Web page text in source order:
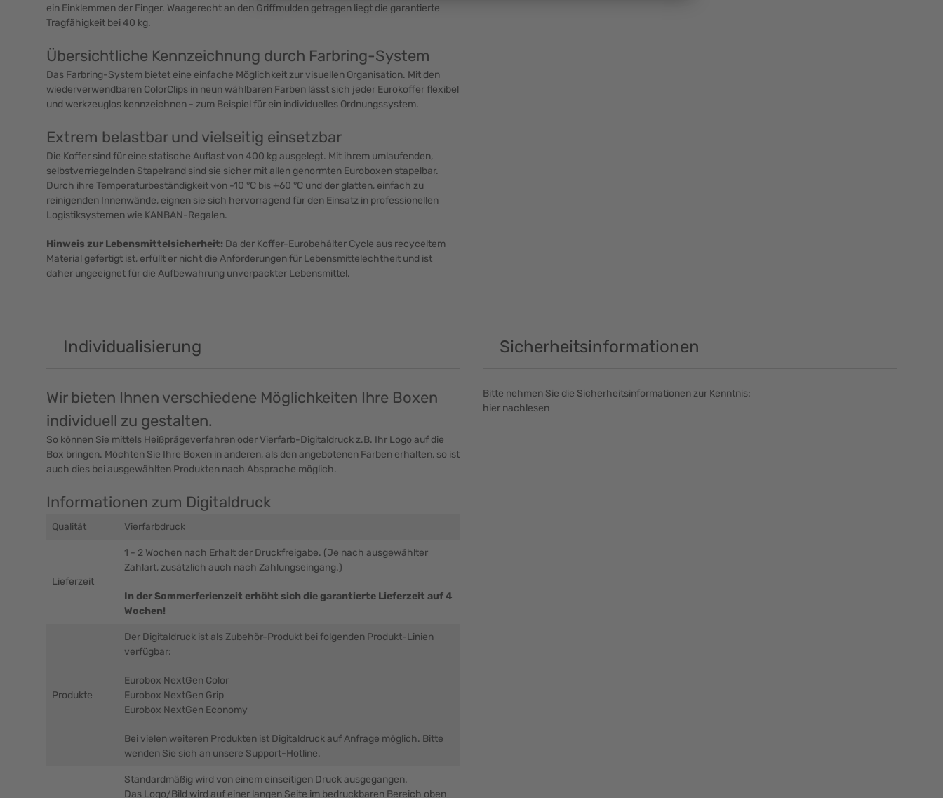
ein Einklemmen der Finger. Waagerecht an den Griffmulden getragen liegt die garantierte
Tragfähigkeit bei 40 kg.
Übersichtliche Kennzeichnung durch Farbring-System
Das Farbring-System bietet eine einfache Möglichkeit zur visuellen Organisation. Mit den
wiederverwendbaren ColorClips in neun wählbaren Farben lässt sich jeder Eurokoffer flexibel
und werkzeuglos kennzeichnen - zum Beispiel für ein individuelles Ordnungssystem.
Extrem belastbar und vielseitig einsetzbar
Die Koffer sind für eine statische Auflast von 400 kg ausgelegt. Mit ihrem umlaufenden,
selbstverriegelnden Stapelrand sind sie sicher mit allen genormten Euroboxen stapelbar.
Durch ihre Temperaturbeständigkeit von -10 °C bis +60 °C und der glatten, einfach zu
reinigenden Innenwände, eignen sie sich hervorragend für den Einsatz in professionellen
Logistiksystemen wie KANBAN-Regalen.
Hinweis zur Lebensmittelsicherheit: Da der Koffer-Eurobehälter Cycle aus recyceltem
Material gefertigt ist, erfüllt er nicht die Anforderungen für Lebensmittelechtheit und ist
daher ungeeignet für die Aufbewahrung unverpackter Lebensmittel.
Individualisierung
Wir bieten Ihnen verschiedene Möglichkeiten Ihre Boxen
individuell zu gestalten.
So können Sie mittels Heißprägeverfahren oder Vierfarb-Digitaldruck z.B. Ihr Logo auf die
Box bringen. Möchten Sie Ihre Boxen in anderen, als den angebotenen Farben erhalten, so ist
auch dies bei ausgewählten Produkten nach Absprache möglich.
Informationen zum Digitaldruck
Qualität Vierfarbdruck
Lieferzeit
1 - 2 Wochen nach Erhalt der Druckfreigabe. (Je nach ausgewählter
Zahlart, zusätzlich auch nach Zahlungseingang.)
In der Sommerferienzeit erhöht sich die garantierte Lieferzeit auf 4
Wochen!
Produkte
Der Digitaldruck ist als Zubehör-Produkt bei folgenden Produkt-Linien
verfügbar:
Eurobox NextGen Color
Eurobox NextGen Grip
Eurobox NextGen Economy
Bei vielen weiteren Produkten ist Digitaldruck auf Anfrage möglich. Bitte
wenden Sie sich an unsere Support-Hotline.
Standardmäßig wird von einem einseitigen Druck ausgegangen.
Das Logo/Bild wird auf einer langen Seite im bedruckbaren Bereich oben
Sicherheitsinformationen
Bitte nehmen Sie die Sicherheitsinformationen zur Kenntnis:
hier nachlesen